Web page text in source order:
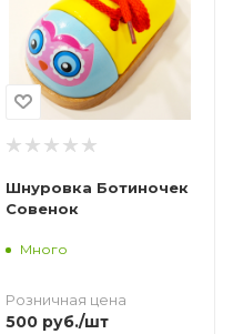
Шнуровка Ботиночек
Совенок
Много
Розничная цена
500руб./шт